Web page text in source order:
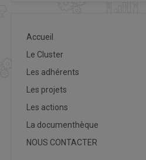
Accueil
Le Cluster
Les adhérents
Les projets
Les actions
La documenthèque
NOUS CONTACTER